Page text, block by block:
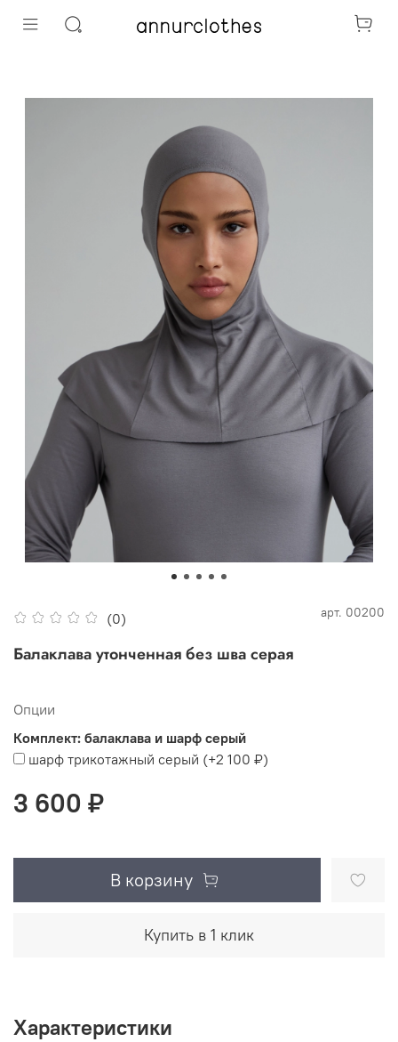
(0) арт. 00200
Балаклава утонченная без шва серая
Опции
Комплект: балаклава и шарф серый
шарф трикотажный серый (+2 100 ₽)
3 600 ₽
В корзину
Купить в 1 клик
Характеристики